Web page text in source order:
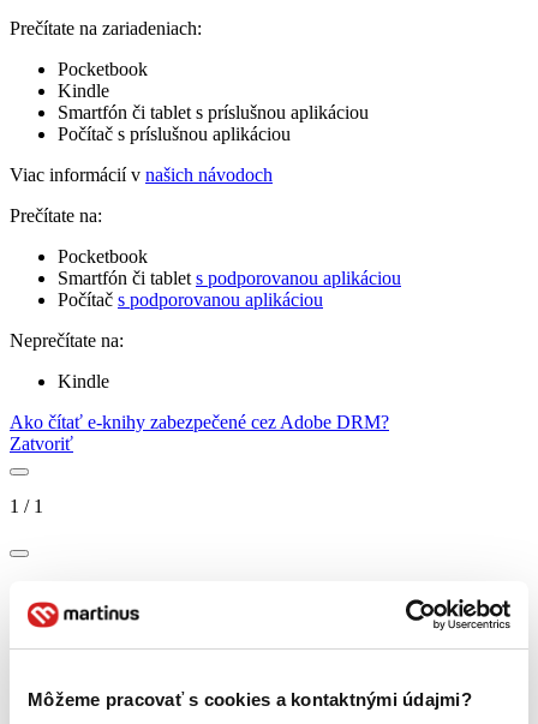
Môžeme pracovať s cookies a kontaktnými údajmi?
Prečítate na zariadeniach:
Pocketbook
Kindle
Smartfón či tablet s príslušnou aplikáciou
Počítač s príslušnou aplikáciou
Viac informácií v našich návodoch
Prečítate na:
Pocketbook
Smartfón či tablet s podporovanou aplikáciou
Počítač s podporovanou aplikáciou
Neprečítate na:
Kindle
Ako čítať e-knihy zabezpečené cez Adobe DRM?
Zatvoriť
1 / 1